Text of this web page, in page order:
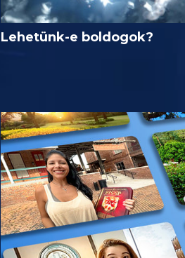
Lehetünk-e boldogok?